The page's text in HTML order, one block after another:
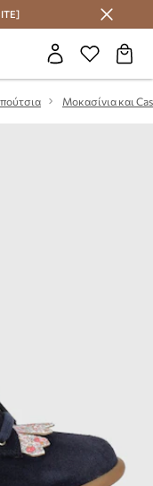
Club
Μοκασίνια και